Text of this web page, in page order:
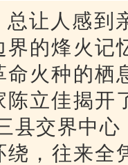
总让人感到
界的烽火记
命火种的栖
陈立佳揭开
县交界中
绕，往来